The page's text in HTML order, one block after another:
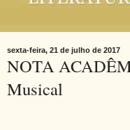
sexta-feira, 21 de julho de 2017
NOTA
Musical